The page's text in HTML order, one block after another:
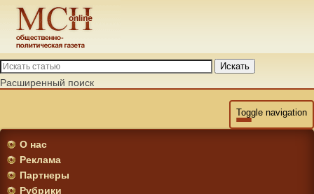
Искать
Расширенный поиск
Toggle navigation
О нас
Реклама
Партнеры
Рубрики